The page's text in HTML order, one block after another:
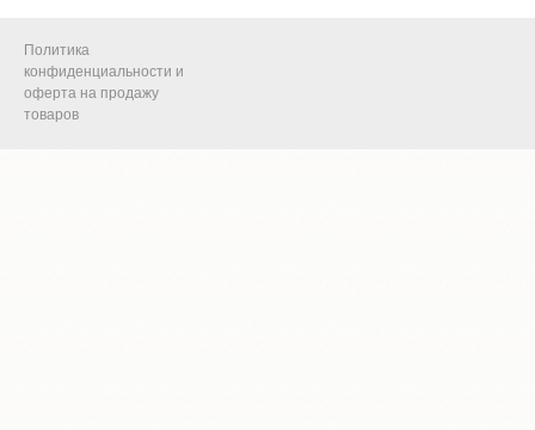
Политика
конфиденциальности и
оферта на продажу
товаров